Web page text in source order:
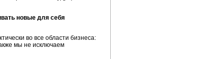
новые для себя
во все области бизнеса:
мы не исключаем